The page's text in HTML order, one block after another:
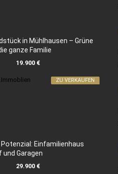
in Mühlhausen – Grüne
ganze Familie
19.900 €
Einfamilienhaus
Garagen
29.900 €
ZU VERKAUFEN